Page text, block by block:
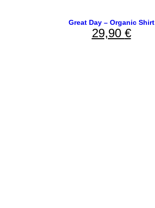
Great Day – Organic Shirt
29,90 €